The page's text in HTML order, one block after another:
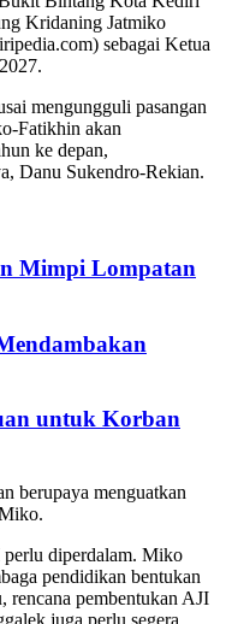
Kridaning Jatmiko
sebagai Ketua
mengungguli pasangan
Fatikhin akan
ke depan,
Danu Sukendro-Rekian.
Mimpi Lompatan
untuk Korban
berupaya menguatkan
diperdalam. Miko
pendidikan bentukan
rencana pembentukan AJI
juga perlu segera